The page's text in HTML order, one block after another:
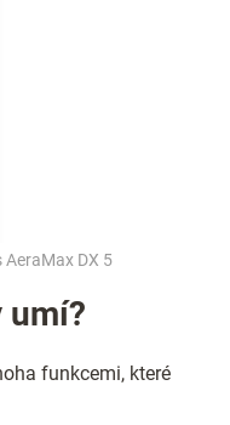
DX 5
umí?
funkcemi, které